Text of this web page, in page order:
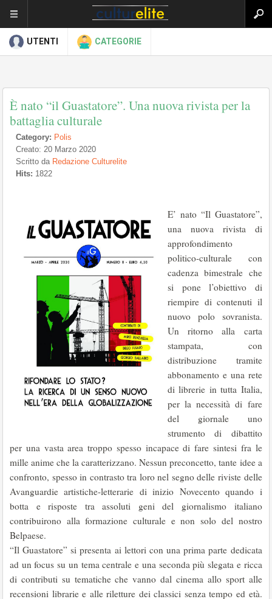
UTENTI CATEGORIE
È nato “il Guastatore”. Una nuova rivista per la
battaglia culturale
Category: Polis
Creato: 20 Marzo 2020
Scritto da Redazione Culturelite
Hits: 1822
E’ nato “Il Guastatore”,
una nuova rivista di
approfondimento
politico-culturale con
cadenza bimestrale che
si pone l’obiettivo di
riempire di contenuti il
nuovo polo sovranista.
Un ritorno alla carta
stampata, con
distribuzione tramite
abbonamento e una rete
di librerie in tutta Italia,
per la necessità di fare
del giornale uno
strumento di dibattito
per una vasta area troppo spesso incapace di fare sintesi fra le
mille anime che la caratterizzano. Nessun preconcetto, tante idee a
confronto, spesso in contrasto tra loro nel segno delle riviste delle
Avanguardie artistiche-letterarie di inizio Novecento quando i
botta e risposte tra assoluti geni del giornalismo italiano
contribuirono alla formazione culturale e non solo del nostro
Belpaese.
“Il Guastatore” si presenta ai lettori con una prima parte dedicata
ad un focus su un tema centrale e una seconda più slegata e ricca
di contributi su tematiche che vanno dal cinema allo sport alle
recensioni librarie e alle riletture dei classici senza tempo ed età.